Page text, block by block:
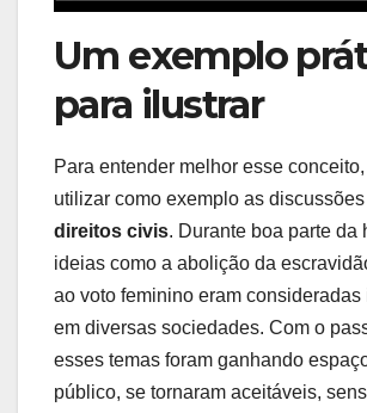
Um exemplo
para ilustrar
Para entender melhor esse
utilizar como exemplo as
direitos civis. Durante boa parte da
ideias como a abolição da
ao voto feminino eram
em diversas sociedades. Com o
esses temas foram ganhando
público, se tornaram aceitáveis,